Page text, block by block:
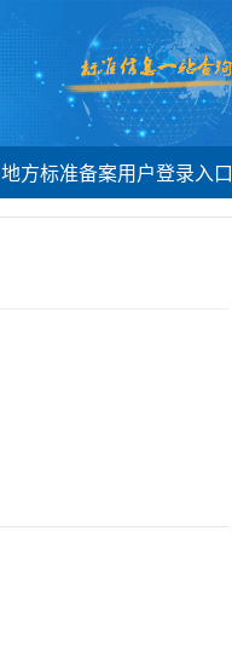
地方标准备案用户登录入口